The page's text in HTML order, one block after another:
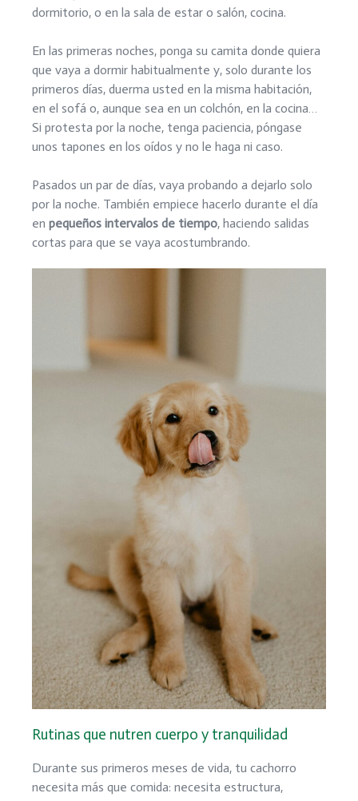
dormitorio, o en la sala de estar o salón, cocina.
En las primeras noches, ponga su camita donde quiera
que vaya a dormir habitualmente y, solo durante los
primeros días, duerma usted en la misma habitación,
en el sofá o, aunque sea en un colchón, en la cocina…
Si protesta por la noche, tenga paciencia, póngase
unos tapones en los oídos y no le haga ni caso.
Pasados un par de días, vaya probando a dejarlo solo
por la noche. También empiece hacerlo durante el día
en pequeños intervalos de tiempo, haciendo salidas
cortas para que se vaya acostumbrando.
Rutinas que nutren cuerpo y tranquilidad
Durante sus primeros meses de vida, tu cachorro
necesita más que comida: necesita estructura,